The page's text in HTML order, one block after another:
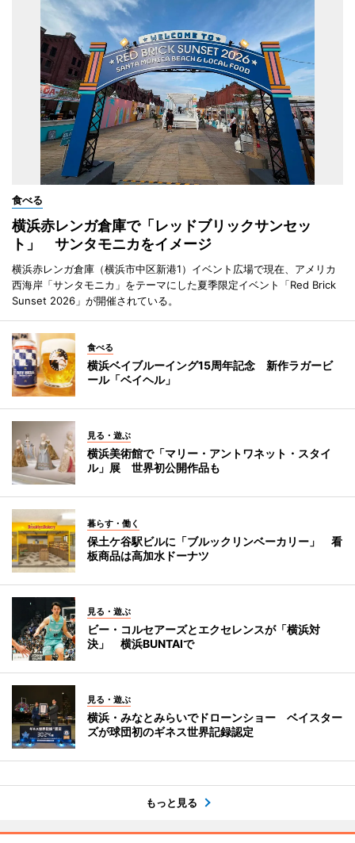
食べる
横浜赤レンガ倉庫で「レッドブリックサンセッ
ト」 サンタモニカをイメージ
横浜赤レンガ倉庫（横浜市中区新港1）イベント広場で現在、アメリカ
西海岸「サンタモニカ」をテーマにした夏季限定イベント「Red Brick
Sunset 2026」が開催されている。
食べる
横浜ベイブルーイング15周年記念 新作ラガービ
ール「ベイヘル」
見る・遊ぶ
横浜美術館で「マリー・アントワネット・スタイ
ル」展 世界初公開作品も
暮らす・働く
保土ケ谷駅ビルに「ブルックリンベーカリー」 看
板商品は高加水ドーナツ
見る・遊ぶ
ビー・コルセアーズとエクセレンスが「横浜対
決」 横浜BUNTAIで
見る・遊ぶ
横浜・みなとみらいでドローンショー ベイスター
ズが球団初のギネス世界記録認定
もっと見る